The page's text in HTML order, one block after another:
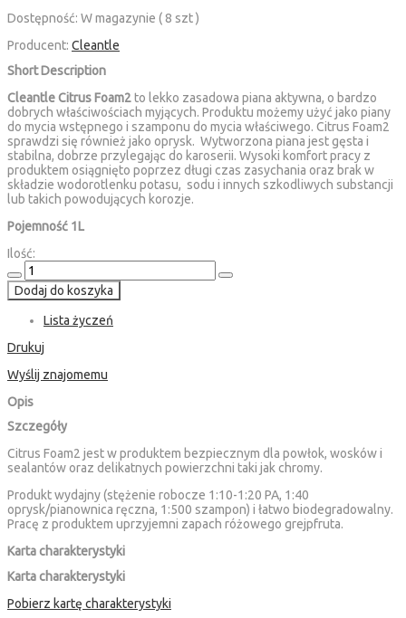
Dostępność: W magazynie ( 8 szt )
Producent: Cleantle
Short Description
Cleantle Citrus Foam2to lekko zasadowa piana aktywna, o bardzo
dobrych właściwościach myjących. Produktu możemy użyć jako piany
do mycia wstępnego i szamponu do mycia właściwego. Citrus Foam2
sprawdzi się również jako oprysk. Wytworzona piana jest gęsta i
stabilna, dobrze przylegając do karoserii. Wysoki komfort pracy z
produktem osiągnięto poprzez długi czas zasychania oraz brak w
składzie wodorotlenku potasu, sodu i innych szkodliwych substancji
lub takich powodujących korozje.
Pojemność 1L
Ilość:
Dodaj do koszyka
Lista życzeń
Drukuj
Wyślij znajomemu
Opis
Szczegóły
Citrus Foam2 jest w produktem bezpiecznym dla powłok, wosków i
sealantów oraz delikatnych powierzchni taki jak chromy.
Produkt wydajny (stężenie robocze 1:10-1:20 PA, 1:40
oprysk/pianownica ręczna, 1:500 szampon) i łatwo biodegradowalny.
Pracę z produktem uprzyjemni zapach różowego grejpfruta.
Karta charakterystyki
Karta charakterystyki
Pobierz kartę charakterystyki